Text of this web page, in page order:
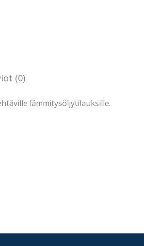
(0)
lämmitysöljytilauksille.